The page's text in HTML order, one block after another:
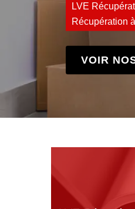
LVE
Récupération
VOIR